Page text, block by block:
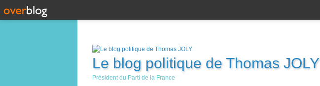
Le blog politique de Thomas JOLY
Président du Parti de la France